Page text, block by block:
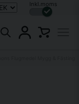
Inkl.moms